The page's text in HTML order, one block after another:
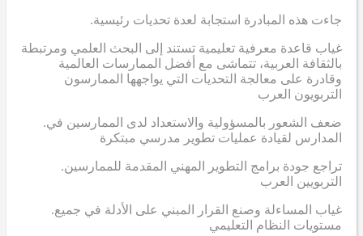
.جاءت هذه المبادرة استجابة لعدة تحديات رئيسية
غياب قاعدة معرفية تعليمية تستند إلى البحث العلمي ومرتبطة
بالثقافة العربية، تتماشى مع أفضل الممارسات العالمية
وقادرة على معالجة التحديات التي يواجهها الممارسون
التربويون العرب
.ضعف الشعور بالمسؤولية والاستعداد لدى الممارسين في
المدارس لقيادة عمليات تطوير مدرسي مبتكرة
.تراجع جودة برامج التطوير المهني المقدمة للممارسين
التربويين العرب
.غياب المساءلة وصنع القرار المبني على الأدلة في جميع
مستويات النظام التعليمي